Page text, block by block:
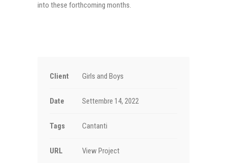
into these forthcoming months.
Client Girls and Boys
Date Settembre 14, 2022
Tags Cantanti
URL View Project